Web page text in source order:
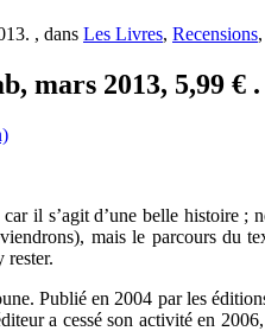
, dans Les Livres, Recensions,
mars 2013, 5,99 €
il s’agit d’une belle histoire ;
mais le parcours du
rester.
Publié en 2004 par les
a cessé son activité en